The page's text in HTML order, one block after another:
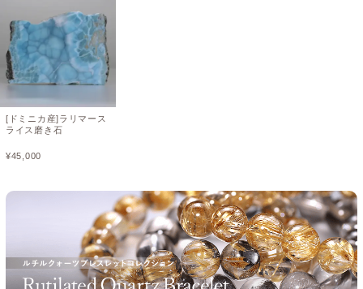
[ドミニカ産]ラリマース
ライス磨き石
¥45,000